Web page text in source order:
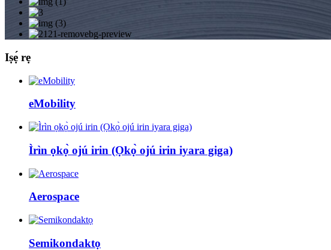
Iṣẹ́ rẹ
eMobility
Ìrìn ọkọ̀ ojú irin (Ọkọ̀ ojú irin iyara giga)
Aerospace
Semikondaktọ